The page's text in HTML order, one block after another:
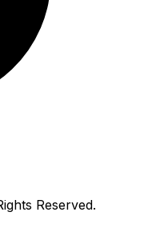
Reserved.